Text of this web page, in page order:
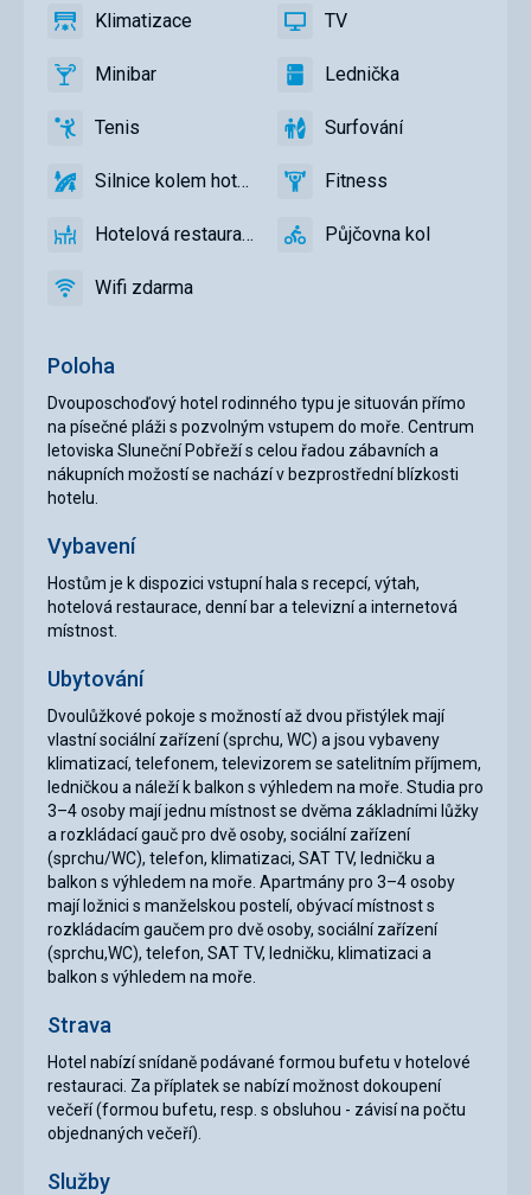
Poloha
Dvouposchoďový hotel rodinného typu je situován přímo
na písečné pláži s pozvolným vstupem do moře. Centrum
letoviska Sluneční Pobřeží s celou řadou zábavních a
nákupních možostí se nachází v bezprostřední blízkosti
hotelu.
Vybavení
Hostům je k dispozici vstupní hala s recepcí, výtah,
hotelová restaurace, denní bar a televizní a internetová
místnost.
Ubytování
Dvoulůžkové pokoje s možností až dvou přistýlek mají
vlastní sociální zařízení (sprchu, WC) a jsou vybaveny
klimatizací, telefonem, televizorem se satelitním příjmem,
ledničkou a náleží k balkon s výhledem na moře. Studia pro
3–4 osoby mají jednu místnost se dvěma základními lůžky
a rozkládací gauč pro dvě osoby, sociální zařízení
(sprchu/WC), telefon, klimatizaci, SAT TV, ledničku a
balkon s výhledem na moře. Apartmány pro 3–4 osoby
mají ložnici s manželskou postelí, obývací místnost s
rozkládacím gaučem pro dvě osoby, sociální zařízení
(sprchu,WC), telefon, SAT TV, ledničku, klimatizaci a
balkon s výhledem na moře.
Strava
Hotel nabízí snídaně podávané formou bufetu v hotelové
restauraci. Za příplatek se nabízí možnost dokoupení
večeří (formou bufetu, resp. s obsluhou - závisí na počtu
objednaných večeří).
Služby
Klimatizace
Klimatizace
ano TV TV
ano
Minibar,Minibar
ano LedničkaLednička
ano
TenisTenis
ano Surfování
Surfování
ano
Silnice
hotelu
Silnice kolem hotelu
ano FitnessFitness
ano
HotelováHotelová restaurace
ano
PůjčovnaPůjčovna kol
ano
Wifi
Wifi zdarma
ano